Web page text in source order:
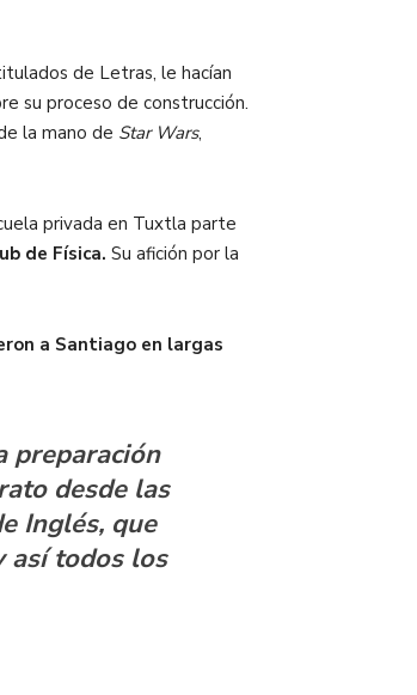
de Letras, le hacían
su proceso de construcción.
la mano de Star Wars,
privada en Tuxtla parte
de Física. Su afición por la
a Santiago en largas
preparación
desde las
Inglés, que
así todos los